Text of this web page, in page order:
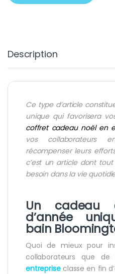
Description
Ce type d’article
unique qui favorisera
coffret cadeau noël en
vos collaborateurs
récompenser leurs
c’est un article dont
besoin dans la vie
Un cadeau
d’année
bain
Quoi de mieux pour
collaborateurs que
entrepriseclasse en fin